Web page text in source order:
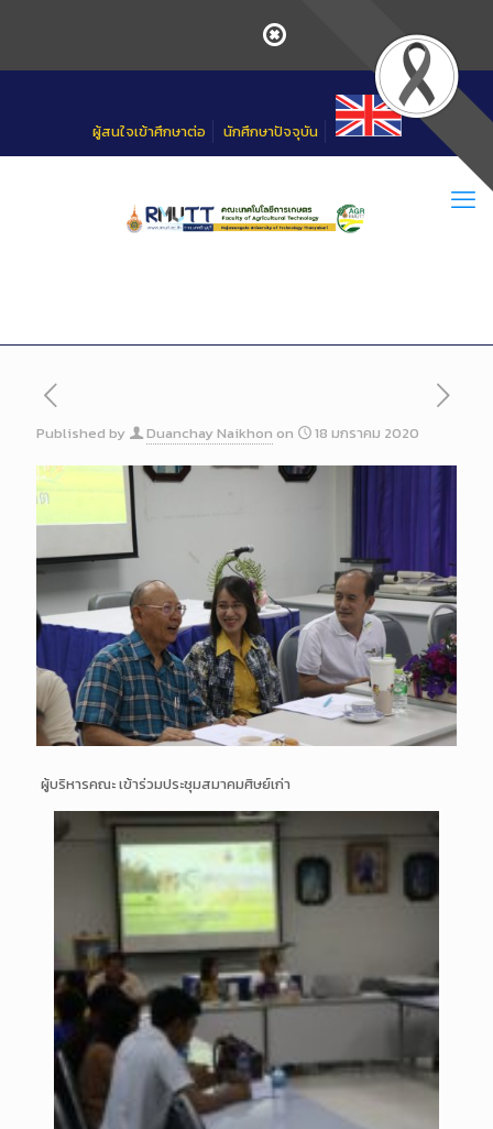
ผู้สนใจเข้าศึกษาต่อ นักศึกษาปัจจุบัน
Published by Duanchay Naikhon on 18 มกราคม 2020
ผู้บริหารคณะ เข้าร่วมประชุมสมาคมศิษย์เก่า